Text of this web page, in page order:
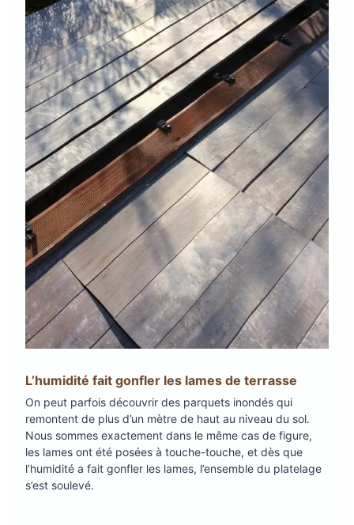
L’humidité fait gonfler les lames de terrasse
On peut parfois découvrir des parquets inondés qui
remontent de plus d’un mètre de haut au niveau du sol.
Nous sommes exactement dans le même cas de figure,
les lames ont été posées à touche-touche, et dès que
l’humidité a fait gonfler les lames, l’ensemble du platelage
s’est soulevé.